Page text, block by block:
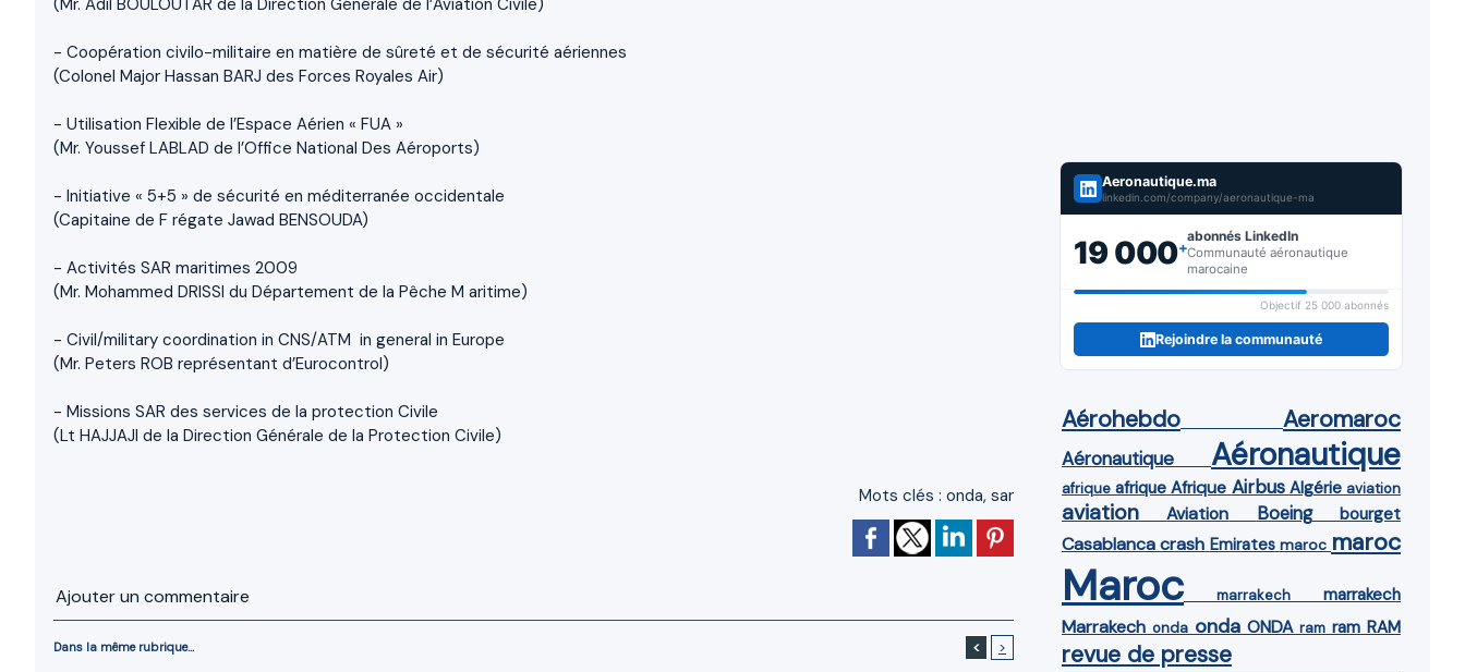
(Mr. Adil BOULOUTAR de la Direction Générale de l’Aviation Civile)
- Coopération civilo-militaire en matière de sûreté et de sécurité aériennes
(Colonel Major Hassan BARJ des Forces Royales Air)
- Utilisation Flexible de l’Espace Aérien « FUA »
(Mr. Youssef LABLAD de l’Office National Des Aéroports)
- Initiative « 5+5 » de sécurité en méditerranée occidentale
(Capitaine de F régate Jawad BENSOUDA)
- Activités SAR maritimes 2009
(Mr. Mohammed DRISSI du Département de la Pêche M aritime)
- Civil/military coordination in CNS/ATM in general in Europe
(Mr. Peters ROB représentant d’Eurocontrol)
- Missions SAR des services de la protection Civile
(Lt HAJJAJI de la Direction Générale de la Protection Civile)
Mots clés : onda, sar
Ajouter un commentaire
Dans la même rubrique... < >
Aeronautique.ma
linkedin.com/company/aeronautique-ma
19 000+
abonnés LinkedIn
Communauté aéronautique
marocaine
Objectif 25 000 abonnés
Rejoindre la communauté
Aérohebdo Aeromaroc
Aéronautique Aéronautique
afrique afrique Afrique Airbus Algérie aviation
aviation Aviation Boeing bourget
Casablanca crash Emirates maroc maroc
Maroc marrakech marrakech
Marrakech onda onda ONDA ram ram RAM
revue de presse